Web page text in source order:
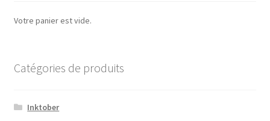
Votre panier est vide.
Catégories de produits
Inktober